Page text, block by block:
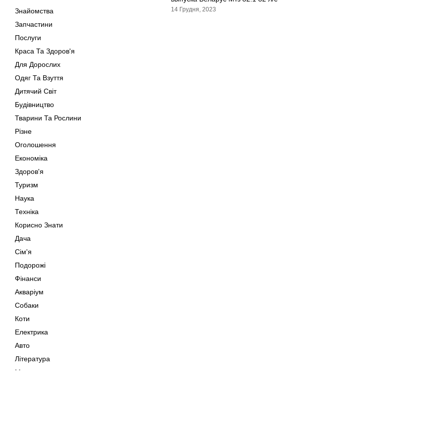
Знайомства
Запчастини
Послуги
Краса Та Здоров'я
Для Дорослих
Одяг Та Взуття
Дитячий Світ
Будівництво
Тварини Та Рослини
Різне
Оголошення
Економіка
Здоров'я
Туризм
Наука
Техніка
Корисно Знати
Дача
Сім'я
Подорожі
Фінанси
Акваріум
Собаки
Коти
Електрика
Авто
Література
Музика
14 Грудня, 2023